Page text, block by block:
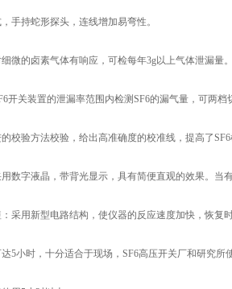
持蛇形探头，连线增加易弯性。
的卤素气体有响应，可检每年3g以上气体泄漏量。
关装置的泄漏率范围内检测SF6的漏气量，可两档
验方法校验，给出高准确度的校准线，提高了SF6
字液晶，带背光显示，具有简便直观的效果。当有
用新型电路结构，使仪器的反应速度加快，恢复时
小时，十分适合于现场，SF6高压开关厂和研究所使